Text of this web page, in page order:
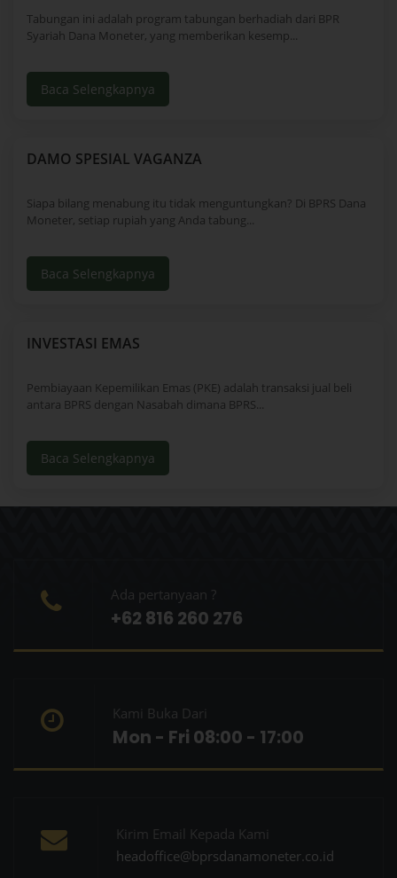
Tabungan ini adalah program tabungan berhadiah dari BPR
Syariah Dana Moneter, yang memberikan kesemp...
Baca Selengkapnya
DAMO SPESIAL VAGANZA
Siapa bilang menabung itu tidak menguntungkan? Di BPRS Dana
Moneter, setiap rupiah yang Anda tabung...
Baca Selengkapnya
INVESTASI EMAS
Pembiayaan Kepemilikan Emas (PKE) adalah transaksi jual beli
antara BPRS dengan Nasabah dimana BPRS...
Baca Selengkapnya
Ada pertanyaan ?
+62 816 260 276
Kami Buka Dari
Mon - Fri 08:00 - 17:00
Kirim Email Kepada Kami
headoffice@bprsdanamoneter.co.id